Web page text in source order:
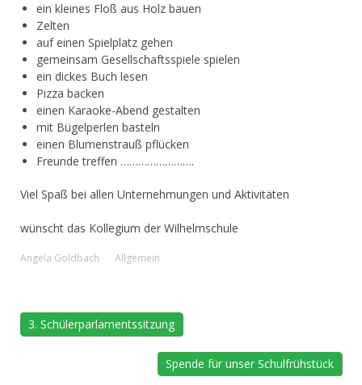
ein kleines Floß aus Holz bauen
Zelten
auf einen Spielplatz gehen
gemeinsam Gesellschaftsspiele spielen
ein dickes Buch lesen
Pizza backen
einen Karaoke-Abend gestalten
mit Bügelperlen basteln
einen Blumenstrauß pflücken
Freunde treffen …………………….
Viel Spaß bei allen Unternehmungen und Aktivitäten
wünscht das Kollegium der Wilhelmschule
Angela Goldbach Allgemein
3. Schülerparlamentssitzung
Spende für unser Schulfrühstück